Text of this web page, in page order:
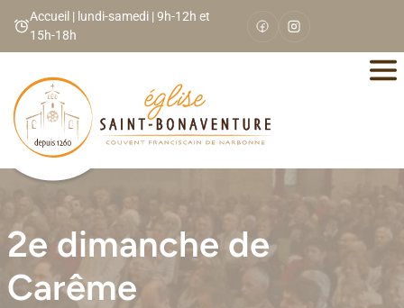
Panneau de gestion des cookies
Accueil | lundi-samedi | 9h-12h et
15h-18h
2e dimanche de
Carême